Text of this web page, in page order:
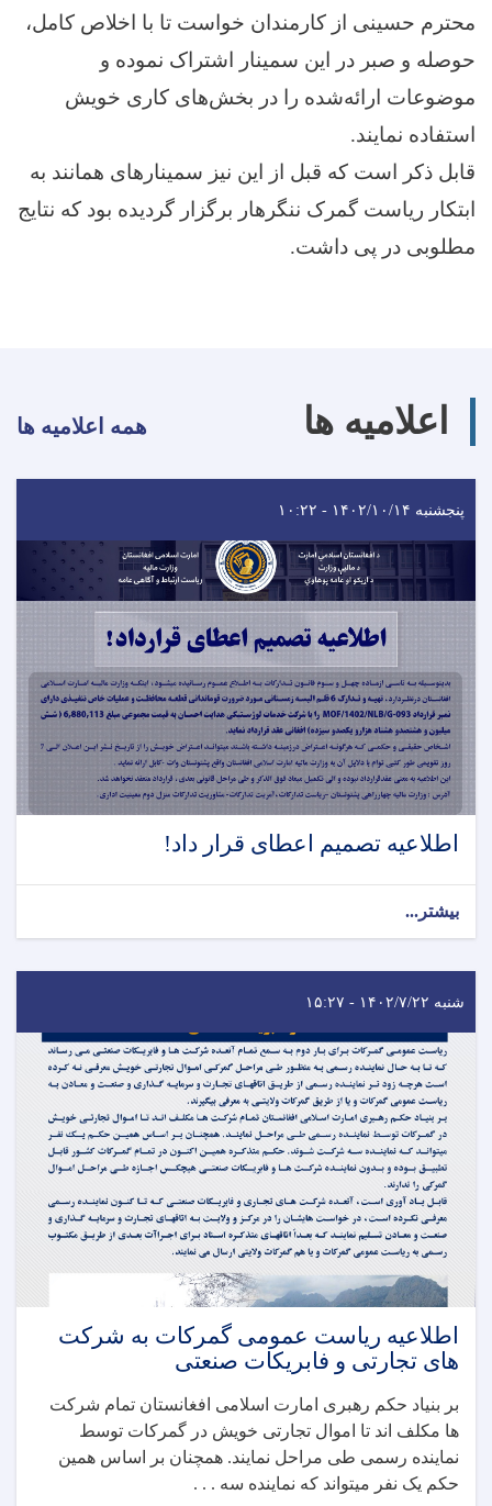
محترم حسینی از کارمندان خواست تا با اخلاص کامل،
حوصله و صبر در این سمینار اشتراک نموده و
موضوعات ارائه‌شده را در بخش‌های کاری خویش
استفاده نمایند.
قابل ذکر است که قبل از این نیز سمینارهای همانند به
ابتکار ریاست گمرک ننگرهار برگزار گردیده بود که نتایج
مطلوبی در پی داشت.
اعلامیه ها همه اعلامیه ها
پنجشنبه ۱۴۰۲/۱۰/۱۴ - ۱۰:۲۲
اطلاعیه تصمیم اعطای قرار داد!
بیشتر...
شنبه ۱۴۰۲/۷/۲۲ - ۱۵:۲۷
اطلاعیه ریاست عمومی گمرکات به شرکت
های تجارتی و فابریکات صنعتی
بر بنیاد حکم رهبری امارت اسلامی افغانستان تمام شرکت
ها مکلف اند تا اموال تجارتی خویش در گمرکات توسط
نماینده رسمی طی مراحل نمایند. همچنان بر اساس همین
حکم یک نفر میتواند که نماینده سه . . .